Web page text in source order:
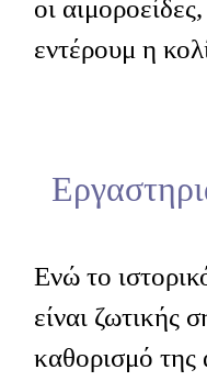
οι
εντέρουμ η
Ενώ το
είναι ζωτικής
καθορισμό της